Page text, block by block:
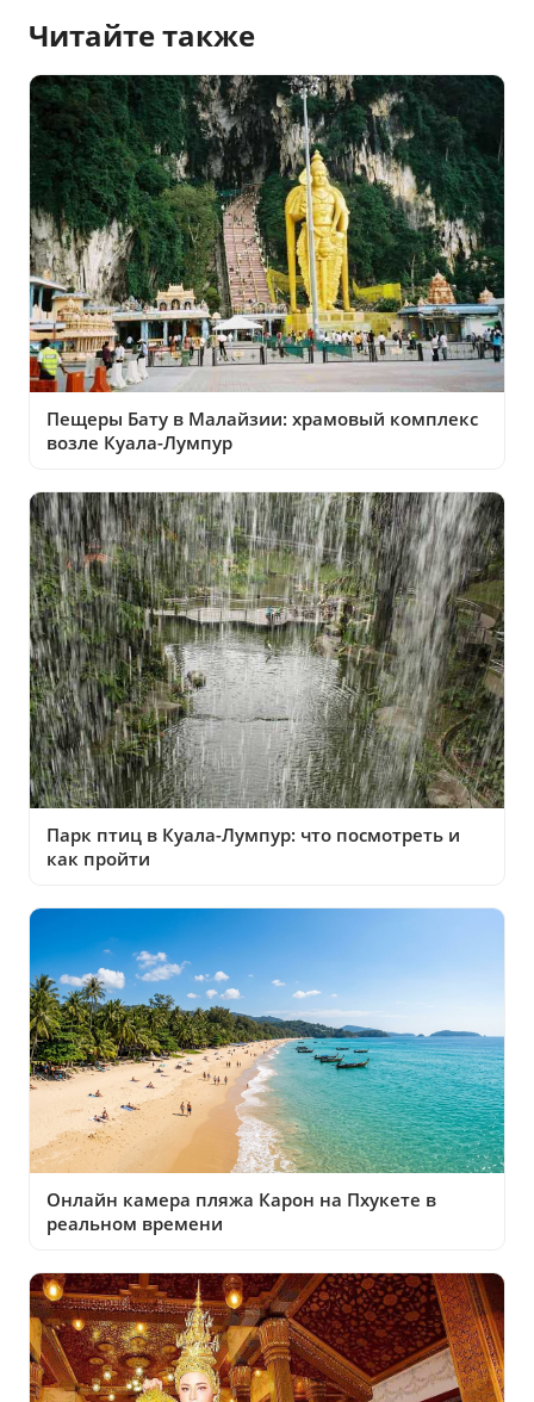
Читайте также
Пещеры Бату в Малайзии: храмовый комплекс
возле Куала-Лумпур
Парк птиц в Куала-Лумпур: что посмотреть и
как пройти
Онлайн камера пляжа Карон на Пхукете в
реальном времени